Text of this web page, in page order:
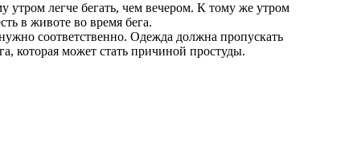
утром легче бегать, чем вечером. К тому же утром
в животе во время бега.
соответственно. Одежда должна пропускать
которая может стать причиной простуды.